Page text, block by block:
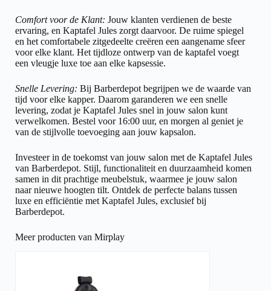
Comfort voor de Klant: Jouw klanten verdienen de beste
ervaring, en Kaptafel Jules zorgt daarvoor. De ruime spiegel
en het comfortabele zitgedeelte creëren een aangename sfeer
voor elke klant. Het tijdloze ontwerp van de kaptafel voegt
een vleugje luxe toe aan elke kapsessie.
Snelle Levering: Bij Barberdepot begrijpen we de waarde van
tijd voor elke kapper. Daarom garanderen we een snelle
levering, zodat je Kaptafel Jules snel in jouw salon kunt
verwelkomen. Bestel voor 16:00 uur, en morgen al geniet je
van de stijlvolle toevoeging aan jouw kapsalon.
Investeer in de toekomst van jouw salon met de Kaptafel Jules
van Barberdepot. Stijl, functionaliteit en duurzaamheid komen
samen in dit prachtige meubelstuk, waarmee je jouw salon
naar nieuwe hoogten tilt. Ontdek de perfecte balans tussen
luxe en efficiëntie met Kaptafel Jules, exclusief bij
Barberdepot.
Meer producten van Mirplay